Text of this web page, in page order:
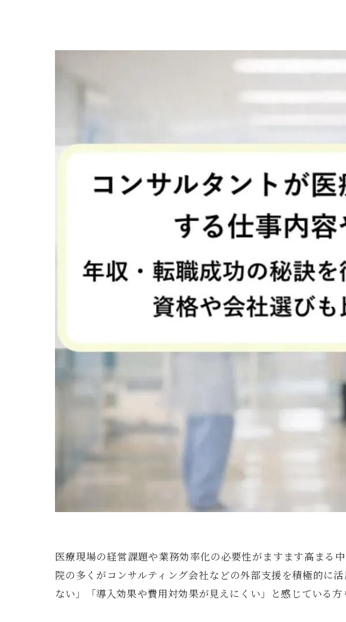
医療現場の経営課題や業務効率化の必要性がますます高まる
院の多くがコンサルティング会社などの外部支援を積極的に
ない」「導入効果や費用対効果が見えにくい」と感じている方